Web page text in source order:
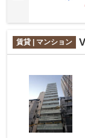
賃貸 | マンション